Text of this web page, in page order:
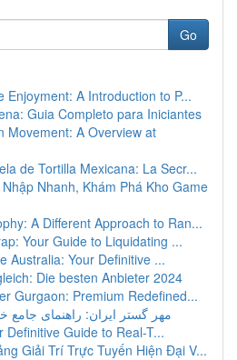
Go
Enjoyment: A Introduction to P...
Guia Completo para Iniciantes
Movement: A Overview at
de Tortilla Mexicana: La Secr...
Nhanh, Khám Phá Kho Game
A Different Approach to Ran...
Your Guide to Liquidating ...
Australia: Your Definitive ...
Die besten Anbieter 2024
Gurgaon: Premium Redefined...
مهر گستر ایران: راهنمای
Definitive Guide to Real-T...
Giải Trí Trực Tuyến Hiện Đại V...